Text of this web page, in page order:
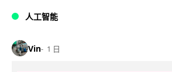
人工智能
Vin 1 日